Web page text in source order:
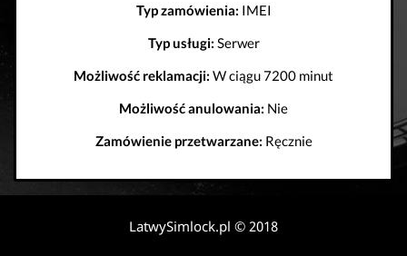
Typ zamówienia: IMEI
Typ usługi: Serwer
Możliwość reklamacji: W ciągu 7200 minut
Możliwość anulowania: Nie
Zamówienie przetwarzane: Ręcznie
LatwySimlock.pl © 2018